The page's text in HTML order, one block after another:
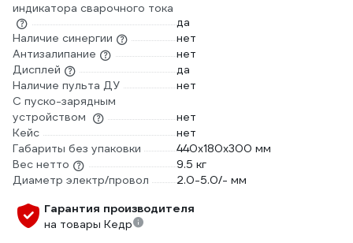
индикатора сварочного тока
да
Наличие синергии
нет
Антизалипание
нет
Дисплей
да
Наличие пульта ДУ
нет
С пуско-зарядным
устройством
нет
Кейс
нет
Габариты без упаковки
440x180х300 мм
Вес нетто
9.5 кг
Диаметр электр/провол
2.0-5.0/- мм
Гарантия производителя
на товары Кедр